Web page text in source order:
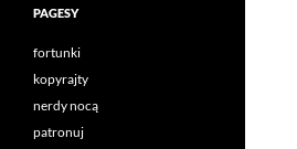
PAGESY
fortunki
kopyrajty
nerdy nocą
patronuj